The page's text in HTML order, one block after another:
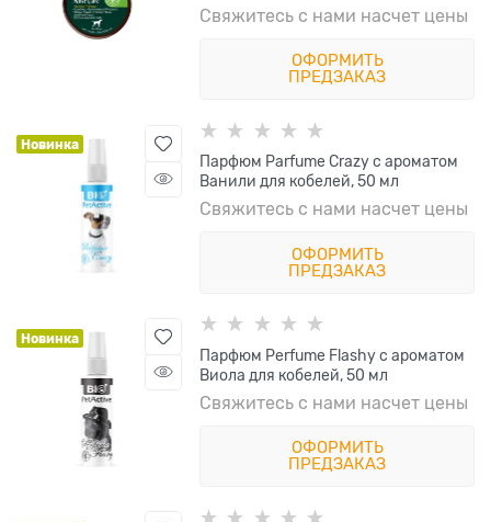
Свяжитесь с нами насчет цены
ОФОРМИТЬ
ПРЕДЗАКАЗ
Новинка
Парфюм Parfume Crazy с ароматом
Ванили для кобелей, 50 мл
Свяжитесь с нами насчет цены
ОФОРМИТЬ
ПРЕДЗАКАЗ
Новинка
Парфюм Perfume Flashy с ароматом
Виола для кобелей, 50 мл
Свяжитесь с нами насчет цены
ОФОРМИТЬ
ПРЕДЗАКАЗ